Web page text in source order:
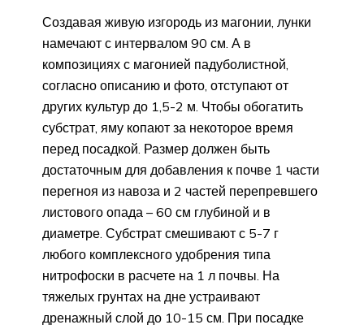
Создавая живую изгородь из магонии, лунки
намечают с интервалом 90 см. А в
композициях с магонией падуболистной,
согласно описанию и фото, отступают от
других культур до 1,5-2 м. Чтобы обогатить
субстрат, яму копают за некоторое время
перед посадкой. Размер должен быть
достаточным для добавления к почве 1 части
перегноя из навоза и 2 частей перепревшего
листового опада – 60 см глубиной и в
диаметре. Субстрат смешивают с 5-7 г
любого комплексного удобрения типа
нитрофоски в расчете на 1 л почвы. На
тяжелых грунтах на дне устраивают
дренажный слой до 10-15 см. При посадке